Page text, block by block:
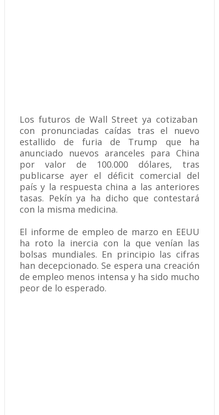
Los futuros de Wall Street ya cotizaban
con pronunciadas caídas tras el nuevo
estallido de furia de Trump que ha
anunciado nuevos aranceles para China
por valor de 100.000 dólares, tras
publicarse ayer el déficit comercial del
país y la respuesta china a las anteriores
tasas. Pekín ya ha dicho que contestará
con la misma medicina.
El informe de empleo de marzo en EEUU
ha roto la inercia con la que venían las
bolsas mundiales. En principio las cifras
han decepcionado. Se espera una creación
de empleo menos intensa y ha sido mucho
peor de lo esperado.